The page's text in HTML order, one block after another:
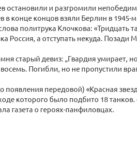
и разгромили
конце концов взяли Берлин в 1945-м
политрука Клочкова: «Тридцать
Россия, а отступать некуда. Позади
старый девиз: „Гвардия умирает,
Погибли, но не пропустили
появления передовой) «Красная
которого было подбито 18 танков.
газета о героях-панфиловцах.